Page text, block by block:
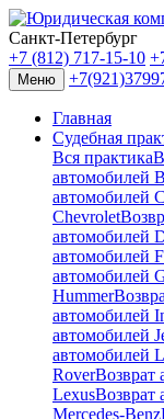
Санкт-Петербург
+7 (812) 717-15-10
Меню
Главная
Судебная
Вся практика
автомобилей
автомобилей
Chevrolet
автомобилей
автомобилей
автомобилей
Hummer
автомобилей
автомобилей
автомобилей
RoverВозврат
LexusВозврат
Mercedes-Benz